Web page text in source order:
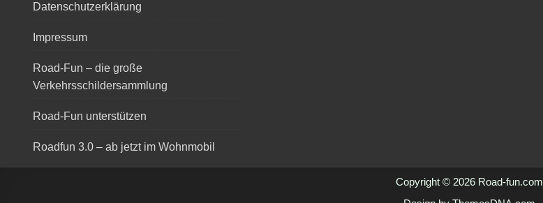
Datenschutzerklärung
Impressum
Road-Fun – die große
Verkehrsschildersammlung
Road-Fun unterstützen
Roadfun 3.0 – ab jetzt im Wohnmobil
Copyright © 2026 Road-fun.com